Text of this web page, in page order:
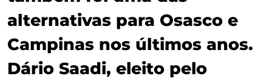
alternativas para Osasco e
Campinas nos últimos anos.
Dário Saadi, eleito pelo